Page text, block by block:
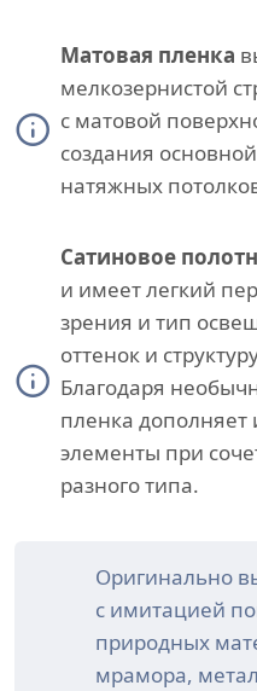
Матовая пленка
мелкозернистой
с матовой
создания
натяжных
Сатиновое
и имеет легкий
зрения и тип
оттенок и
Благодаря
пленка дополняет
элементы при
разного типа.
Оригинально
с имитацией
природных
мрамора,